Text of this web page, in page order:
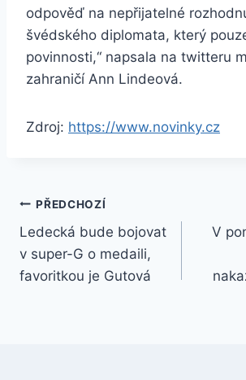
odpověď na nepřijatelné
švédského diplomata, který
povinnosti,“ napsala na twitteru
zahraničí Ann Lindeová.
Zdroj: https://www.novinky.cz
Navigace
pro
příspěvek
PŘEDCHOZÍ
Ledecká bude bojovat
v super-G o medaili,
favoritkou je Gutová
V